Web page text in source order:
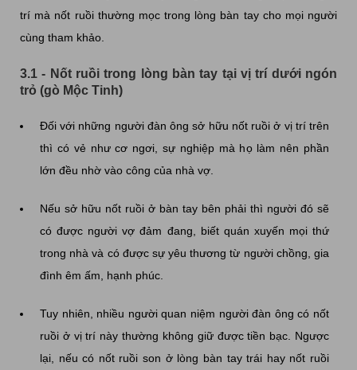
trí mà nốt ruồi thường mọc trong lòng bàn tay cho mọi người
cùng tham khảo.
3.1 - Nốt ruồi trong lòng bàn tay tại vị trí dưới ngón
trỏ (gò Mộc Tinh)
Đối với những người đàn ông sở hữu nốt ruồi ở vị trí trên
thì có vẻ như cơ ngơi, sự nghiệp mà họ làm nên phần
lớn đều nhờ vào công của nhà vợ.
Nếu sở hữu nốt ruồi ở bàn tay bên phải thì người đó sẽ
có được người vợ đảm đang, biết quán xuyến mọi thứ
trong nhà và có được sự yêu thương từ người chồng, gia
đình êm ấm, hạnh phúc.
Tuy nhiên, nhiều người quan niệm người đàn ông có nốt
ruồi ở vị trí này thường không giữ được tiền bạc. Ngược
lại, nếu có nốt ruồi son ở lòng bàn tay trái hay nốt ruồi